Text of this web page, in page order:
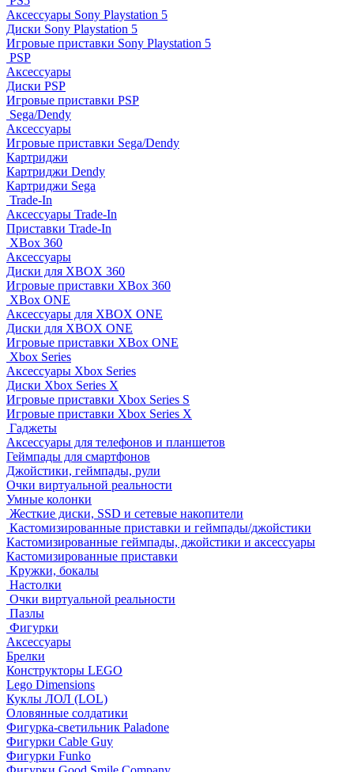
Аксессуары Sony Playstation 5
Диски Sony Playstation 5
Игровые приставки Sony Playstation 5
PSP
Аксессуары
Диски PSP
Игровые приставки PSP
Sega/Dendy
Аксессуары
Игровые приставки Sega/Dendy
Картриджи
Картриджи Dendy
Картриджи Sega
Trade-In
Аксессуары Trade-In
Приставки Trade-In
XBox 360
Аксессуары
Диски для XBOX 360
Игровые приставки XBox 360
XBox ONE
Аксессуары для XBOX ONE
Диски для XBOX ONE
Игровые приставки XBox ONE
Xbox Series
Аксессуары Xbox Series
Диски Xbox Series X
Игровые приставки Xbox Series S
Игровые приставки Xbox Series X
Гаджеты
Аксессуары для телефонов и планшетов
Геймпады для смартфонов
Джойстики, геймпады, рули
Очки виртуальной реальности
Умные колонки
Жесткие диски, SSD и сетевые накопители
Кастомизированные приставки и геймпады/джойстики
Кастомизированные геймпады, джойстики и аксессуары
Кастомизированные приставки
Кружки, бокалы
Настолки
Очки виртуальной реальности
Пазлы
Фигурки
Аксессуары
Брелки
Конструкторы LEGO
Lego Dimensions
Куклы ЛОЛ (LOL)
Оловянные солдатики
Фигурка-светильник Paladone
Фигурки Cable Guy
Фигурки Funko